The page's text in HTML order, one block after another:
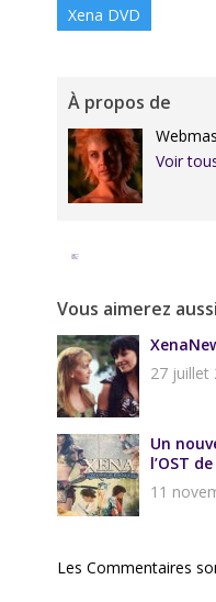
Xena DVD
À propos de
Voir
Vous aimerez
27 juillet
Un
l’OST
11
Les Commentaires